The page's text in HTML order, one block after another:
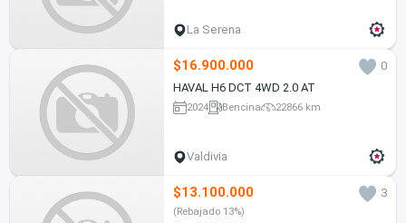
La Serena
$16.900.000
0
HAVAL H6 DCT 4WD 2.0 AT
2024 Bencina 22866 km
Valdivia
$13.100.000 3
(Rebajado 13%)